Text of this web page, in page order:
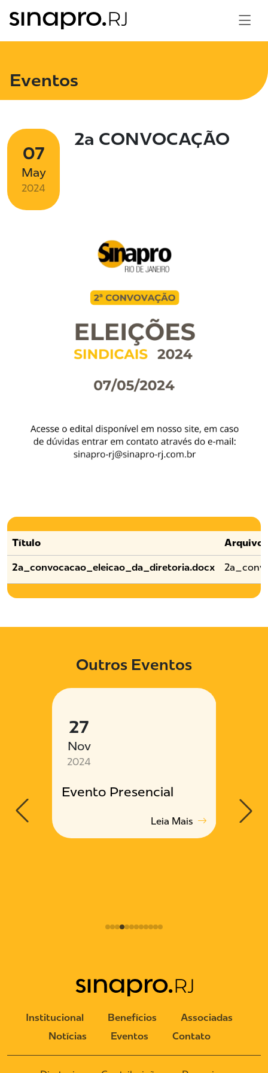
Eventos
07
May
2024
2a CONVOCAÇÃO
Título Arquivo
2a_convocacao_eleicao_da_diretoria.docx
Outros Eventos
27
Nov
2024
Evento Presencial
Leia Mais
Institucional Benefícios
Associadas
Notícias
Eventos Contato